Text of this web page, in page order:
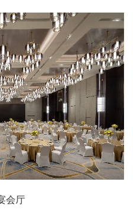
会厅